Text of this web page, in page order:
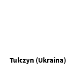
Tulczyn (Ukraina)